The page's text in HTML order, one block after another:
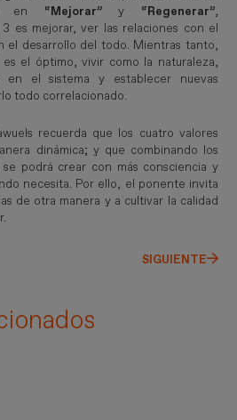
en “Mejorar”y “Regenerar”,
es mejorar, ver las relaciones con el
el desarrollo del todo. Mientras tanto,
el óptimo, vivir como la naturaleza,
en el sistema y establecer nuevas
todo correlacionado.
recuerda que los cuatro valores
dinámica; y que combinando los
podrá crear con más consciencia y
necesita. Por ello, el ponente invita
de otra manera y a cultivar la calidad
SIGUIENTE